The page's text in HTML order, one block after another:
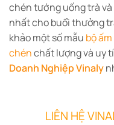
chén tướng uống trà
nhất cho buổi thưởng
khảo một số mẫu bộ
chénchất lượng và uy
Doanh Nghiệp Vinaly
LIÊN HỆ